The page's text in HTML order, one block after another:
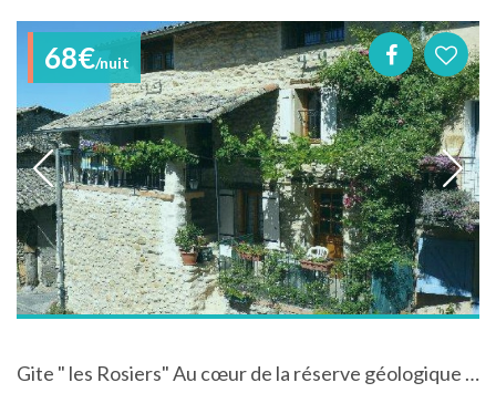
68€/nuit
Gite " les Rosiers" Au cœur de la réserve géologique des Alpes de Haute Provence